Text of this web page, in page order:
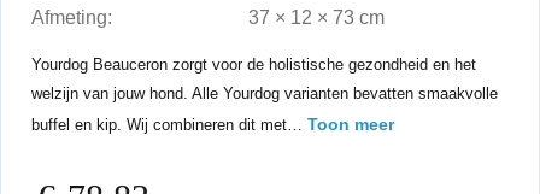
Afmeting: 37 × 12 × 73 cm
Yourdog Beauceron zorgt voor de holistische gezondheid en het
welzijn van jouw hond. Alle Yourdog varianten bevatten smaakvolle
buffel en kip. Wij combineren dit met… Toon meer